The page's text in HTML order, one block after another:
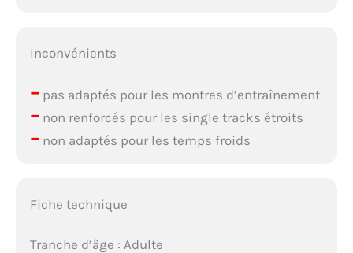
Inconvénients
–pas adaptés pour les montres d’entraînement
–non renforcés pour les single tracks étroits
–non adaptés pour les temps froids
Fiche technique
Tranche d’âge : Adulte